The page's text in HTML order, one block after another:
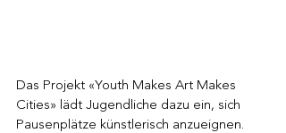
Das Projekt «Youth Makes Art Makes
Cities» lädt Jugendliche dazu ein, sich
Pausenplätze künstlerisch anzueignen.